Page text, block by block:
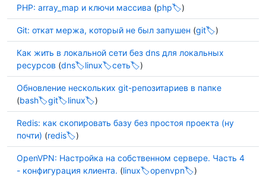
PHP: array_map и ключи массива (php )
Git: откат мержа, который не был запушен (git )
Как жить в локальной сети без dns для локальных
ресурсов (dns linux сеть )
Обновление нескольких git-репозитариев в папке
(bash git linux )
Redis: как скопировать базу без простоя проекта (ну
почти) (redis )
OpenVPN: Настройка на собственном сервере. Часть 4
- конфигурация клиента. (linux openvpn )